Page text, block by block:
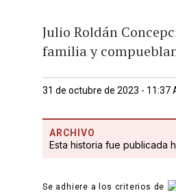
Julio Roldán
familia y
31 de octubre de 2023 - 11:37
ARCHIVO
Esta historia fue publicada
Se adhiere a los criterios de